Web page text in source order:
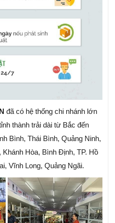
đã có hệ thống chi nhánh lớn
thành trải dài từ Bắc đến
Bình, Thái Bình, Quảng Ninh,
Hòa, Bình Định, TP. Hồ
Vĩnh Long, Quảng Ngãi.